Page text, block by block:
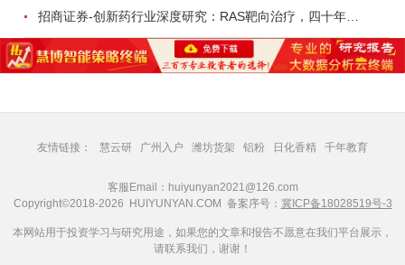
招商证券-创新药行业深度研究：RAS靶向治疗，四十年不可成药的终结，与终结之后的治疗格局演化-260805
友情链接： 慧云研 广州入户 潍坊货架 铝粉 日化香精 千年教育
客服Email：huiyunyan2021@126.com
Copyright©2018-2026 HUIYUNYAN.COM 备案序号： 冀ICP备18028519号-3
本网站用于投资学习与研究用途，如果您的文章和报告不愿意在我们平台展示，
请联系我们，谢谢！